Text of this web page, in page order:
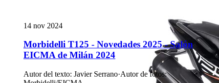
14 nov 2024
Morbidelli T125 - Novedades 2025 - Salón
EICMA de Milán 2024
Autor del texto: Javier Serrano·Autor de fotos: